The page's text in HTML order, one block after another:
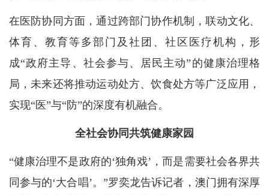
在医防协同方面，通过跨部门协作机制，联动文化、
体育、教育等多部门及社团、社区医疗机构，形
成“政府主导、社会参与、居民主动”的健康治理格
局，未来还将推动运动处方、饮食处方等广泛应用，
实现“医”与“防”的深度有机融合。
全社会协同共筑健康家园
“健康治理不是政府的‘独角戏’，而是需要社会各界共
同参与的‘大合唱’。”罗奕龙告诉记者，澳门拥有深厚